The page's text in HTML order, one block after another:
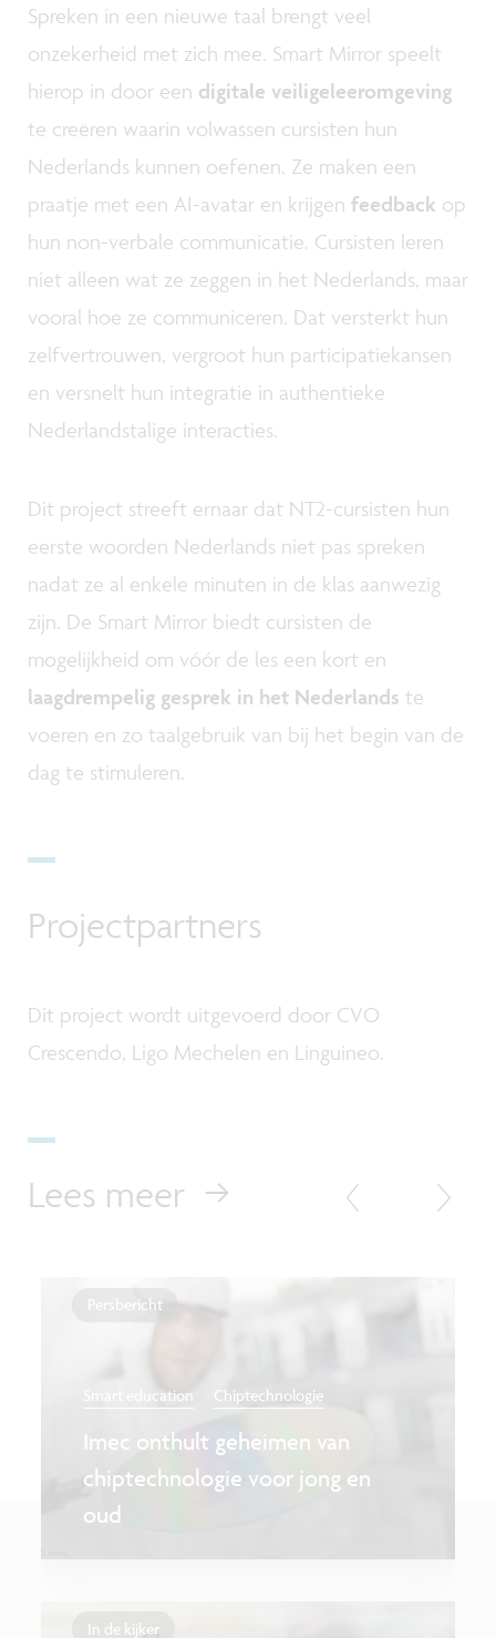
Spreken in een nieuwe taal brengt veel
onzekerheid met zich mee. Smart Mirror speelt
hierop in door een digitale veiligeleeromgeving
te creëren waarin volwassen cursisten hun
Nederlands kunnen oefenen. Ze maken een
praatje met een AI-avatar en krijgen feedback op
hun non-verbale communicatie. Cursisten leren
niet alleen wat ze zeggen in het Nederlands, maar
vooral hoe ze communiceren. Dat versterkt hun
zelfvertrouwen, vergroot hun participatiekansen
en versnelt hun integratie in authentieke
Nederlandstalige interacties.
Dit project streeft ernaar dat NT2-cursisten hun
eerste woorden Nederlands niet pas spreken
nadat ze al enkele minuten in de klas aanwezig
zijn. De Smart Mirror biedt cursisten de
mogelijkheid om vóór de les een kort en
laagdrempelig gesprek in het Nederlands te
voeren en zo taalgebruik van bij het begin van de
dag te stimuleren.
Projectpartners
Dit project wordt uitgevoerd door CVO
Crescendo, Ligo Mechelen en Linguineo.
Lees meer
Persbericht
Smart education Chiptechnologie
Imec onthult geheimen van
chiptechnologie voor jong en
oud
In de kijker